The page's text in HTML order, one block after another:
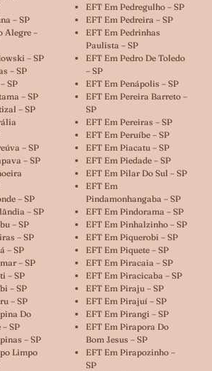
– SP
Alegre –
– SP
– SP
SP
– SP
– SP
– SP
– SP
– SP
– SP
– SP
– SP
– SP
– SP
– SP
– SP
– SP
Do
SP
– SP
Limpo
EFT Em Pedregulho – SP
EFT Em Pedreira – SP
EFT Em Pedrinhas
Paulista – SP
EFT Em Pedro De Toledo
– SP
EFT Em Penápolis – SP
EFT Em Pereira Barreto –
SP
EFT Em Pereiras – SP
EFT Em Peruíbe – SP
EFT Em Piacatu – SP
EFT Em Piedade – SP
EFT Em Pilar Do Sul – SP
EFT Em
Pindamonhangaba – SP
EFT Em Pindorama – SP
EFT Em Pinhalzinho – SP
EFT Em Piquerobi – SP
EFT Em Piquete – SP
EFT Em Piracaia – SP
EFT Em Piracicaba – SP
EFT Em Piraju – SP
EFT Em Pirajuí – SP
EFT Em Pirangi – SP
EFT Em Pirapora Do
Bom Jesus – SP
EFT Em Pirapozinho –
SP